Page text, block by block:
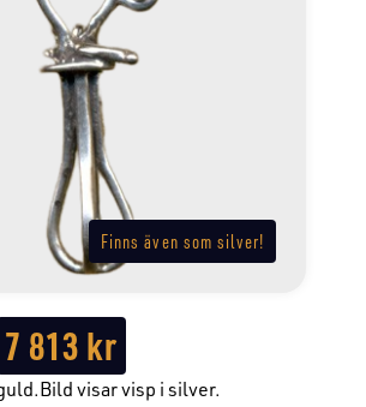
Finns även som silver!
7 813kr
visar visp i silver.